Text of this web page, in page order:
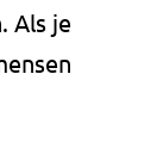
Als je